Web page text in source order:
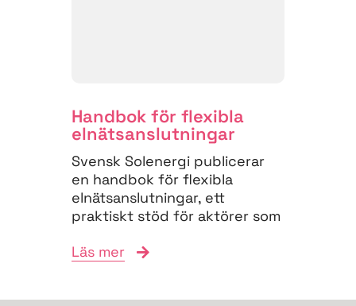
Handbok för flexibla
elnäts­anslutningar
Svensk Solenergi publicerar
en handbok för flexibla
elnätsanslutningar, ett
praktiskt stöd för aktörer som
anslutningsprocessen och
Läs mer